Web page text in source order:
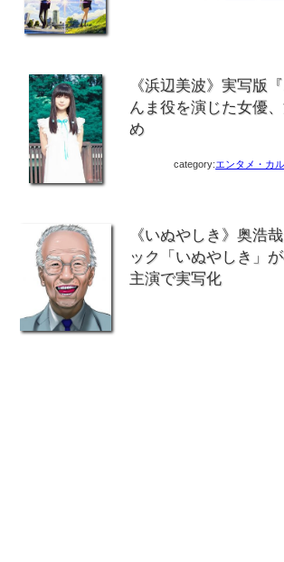
《浜辺美波》実写版
んま役を演じた女優
め
category:エンタメ・カ
《いぬやしき》奥浩
ック「いぬやしき」
主演で実写化